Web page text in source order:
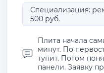
Специализация:
500 руб.
Плита начала
минут. По
тупит. Потом
панели. Заявку